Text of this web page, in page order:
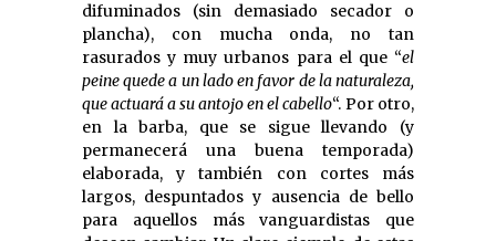
difuminados (sin demasiado secador o
plancha), con mucha onda, no tan
rasurados y muy urbanos para el que “el
peine quede a un lado en favor de la naturaleza,
que actuará a su antojo en el cabello“. Por otro,
en la barba, que se sigue llevando (y
permanecerá una buena temporada)
elaborada, y también con cortes más
largos, despuntados y ausencia de bello
para aquellos más vanguardistas que